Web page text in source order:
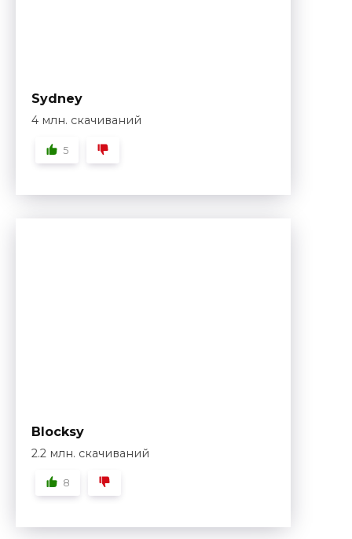
Sydney
4 млн. скачиваний
5
Blocksy
2.2 млн. скачиваний
8